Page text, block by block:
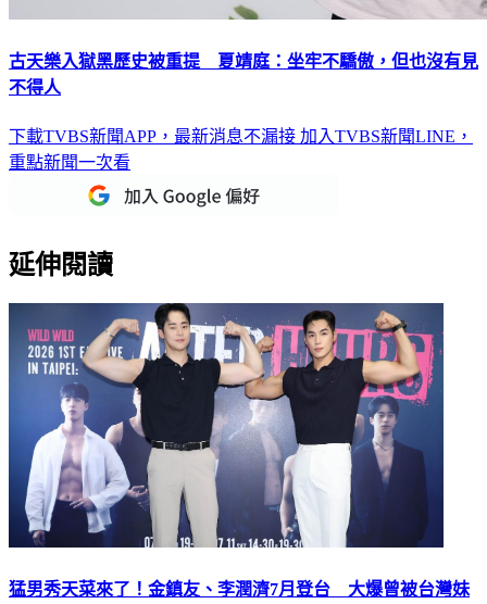
古天樂入獄黑歷史被重提 夏靖庭：坐牢不驕傲，但也沒有見
下載TVBS新聞APP，最新消息不漏接
重點新聞一次看